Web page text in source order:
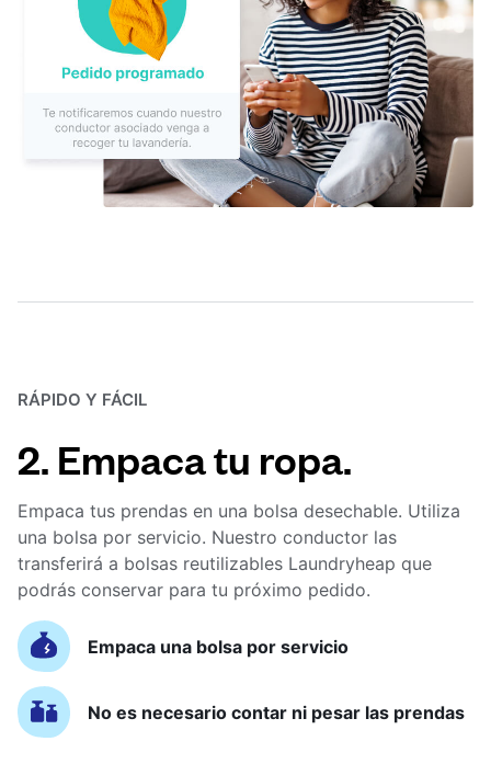
RÁPIDO Y FÁCIL
2. Empaca tu ropa.
Empaca tus prendas en una bolsa desechable. Utiliza
una bolsa por servicio. Nuestro conductor las
transferirá a bolsas reutilizables Laundryheap que
podrás conservar para tu próximo pedido.
Empaca una bolsa por servicio
No es necesario contar ni pesar las prendas